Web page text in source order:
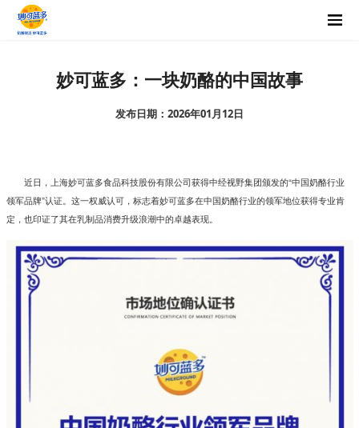
妙可蓝多：一块奶酪的中国故事
发布日期：2026年01月12日
近日，上海妙可蓝多食品科技股份有限公司获得中经视野集团颁发的“中国奶酪行业
领军品牌”认证。这一权威认可，标志着妙可蓝多在中国奶酪行业的领军地位获得专业肯
定，也印证了其在乳制品消费升级浪潮中的卓越表现。